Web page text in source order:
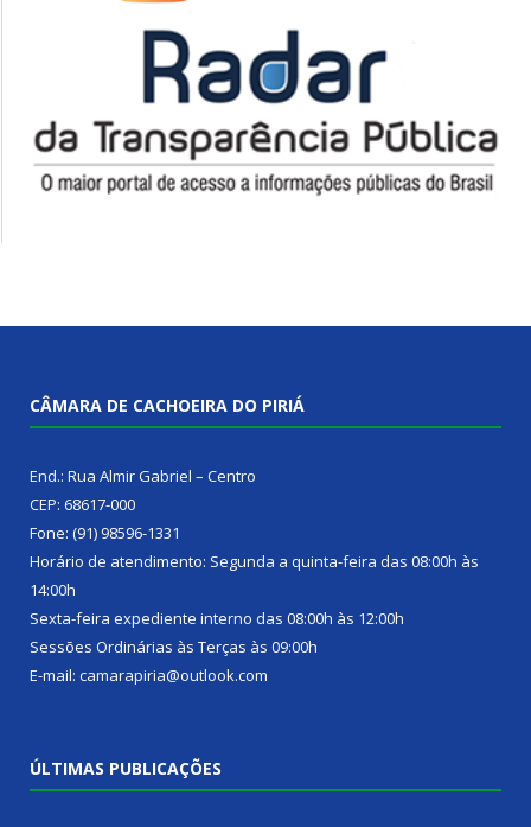
CÂMARA DE CACHOEIRA DO PIRIÁ
End.: Rua Almir Gabriel – Centro
CEP: 68617-000
Fone: (91) 98596-1331
Horário de atendimento: Segunda a quinta-feira das 08:00h às
14:00h
Sexta-feira expediente interno das 08:00h às 12:00h
Sessões Ordinárias às Terças às 09:00h
E-mail: camarapiria@outlook.com
ÚLTIMAS PUBLICAÇÕES